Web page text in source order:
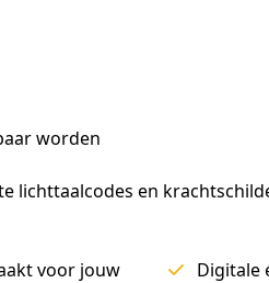
worden
lichttaalcodes en
voor jouw
Digitale